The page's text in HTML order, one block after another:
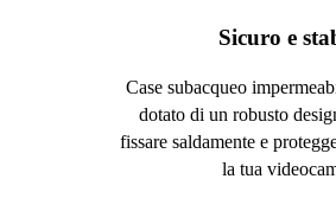
Sicuro e
Case subacqueo
dotato di un robusto
fissare saldamente e
la tua